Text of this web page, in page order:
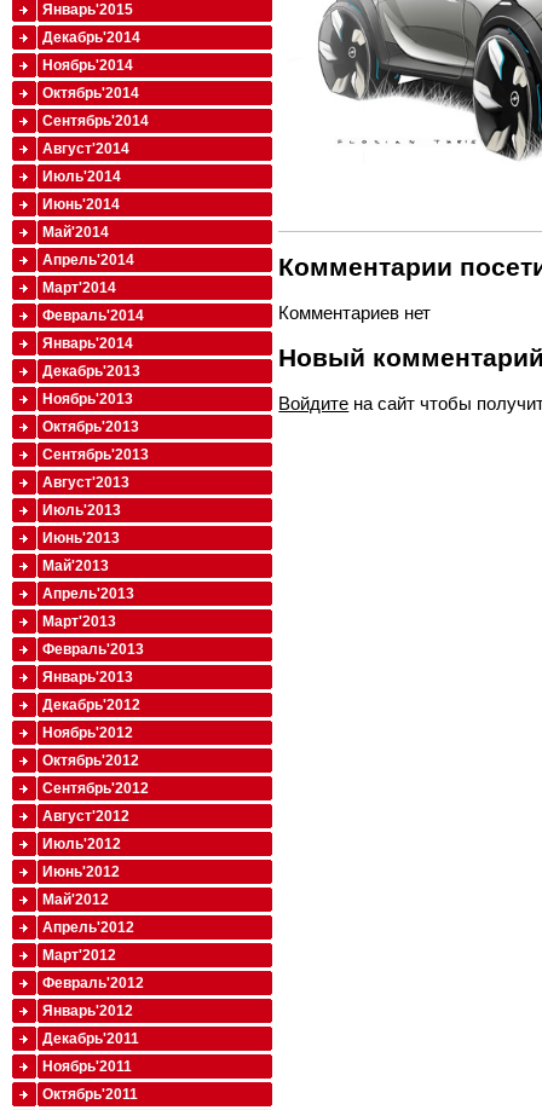
Комментарии
Комментариев нет
Новый
Войдите на сайт чтобы
Январь'2015
Декабрь'2014
Ноябрь'2014
Октябрь'2014
Сентябрь'2014
Август'2014
Июль'2014
Июнь'2014
Май'2014
Апрель'2014
Март'2014
Февраль'2014
Январь'2014
Декабрь'2013
Ноябрь'2013
Октябрь'2013
Сентябрь'2013
Август'2013
Июль'2013
Июнь'2013
Май'2013
Апрель'2013
Март'2013
Февраль'2013
Январь'2013
Декабрь'2012
Ноябрь'2012
Октябрь'2012
Сентябрь'2012
Август'2012
Июль'2012
Июнь'2012
Май'2012
Апрель'2012
Март'2012
Февраль'2012
Январь'2012
Декабрь'2011
Ноябрь'2011
Октябрь'2011